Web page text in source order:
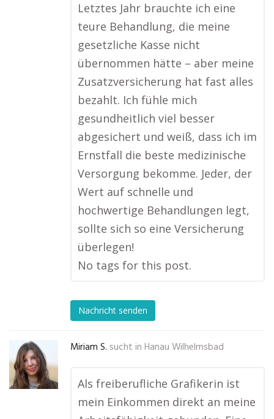
Letztes Jahr brauchte ich eine
teure Behandlung, die meine
gesetzliche Kasse nicht
übernommen hätte – aber meine
Zusatzversicherung hat fast alles
bezahlt. Ich fühle mich
gesundheitlich viel besser
abgesichert und weiß, dass ich im
Ernstfall die beste medizinische
Versorgung bekomme. Jeder, der
Wert auf schnelle und
hochwertige Behandlungen legt,
sollte sich so eine Versicherung
überlegen!
No tags for this post.
Nachricht senden
Miriam S. sucht in Hanau Wilhelmsbad
Als freiberufliche Grafikerin ist
mein Einkommen direkt an meine